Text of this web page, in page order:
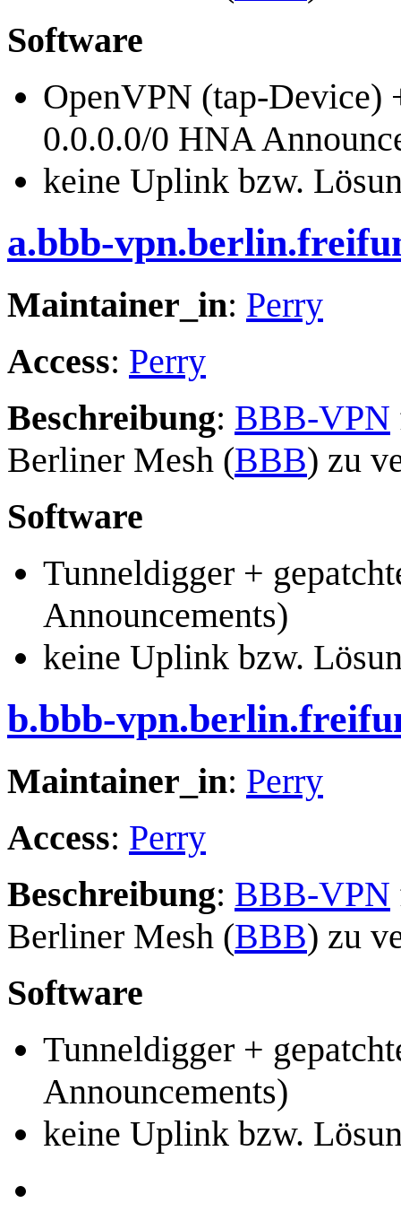
Software
OpenVPN (tap-Device)
0.0.0.0/0 HNA
keine Uplink bzw.
a.bbb-
Maintainer_in: Perry
Access: Perry
Beschreibung: BBB-VPN
Berliner Mesh (BBB) zu
Software
Tunneldigger +
Announcements)
keine Uplink bzw.
b.bbb-
Maintainer_in: Perry
Access: Perry
Beschreibung: BBB-VPN
Berliner Mesh (BBB) zu
Software
Tunneldigger +
Announcements)
keine Uplink bzw.